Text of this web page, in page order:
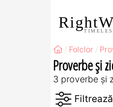
Folclor
Proverbe și
3 proverbe și